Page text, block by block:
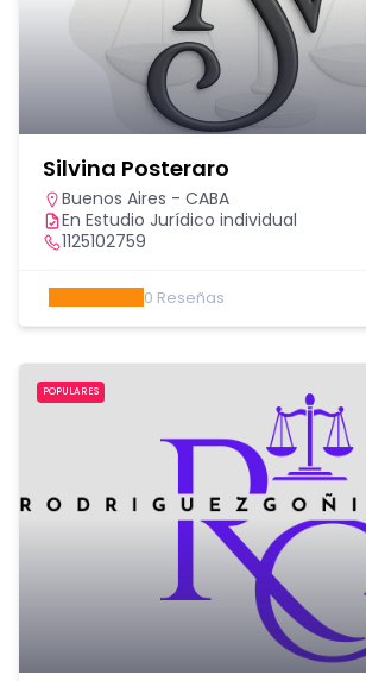
Silvina Posteraro
Buenos Aires - CABA
En Estudio Jurídico individual
1125102759
0 Reseñas
POPULARES